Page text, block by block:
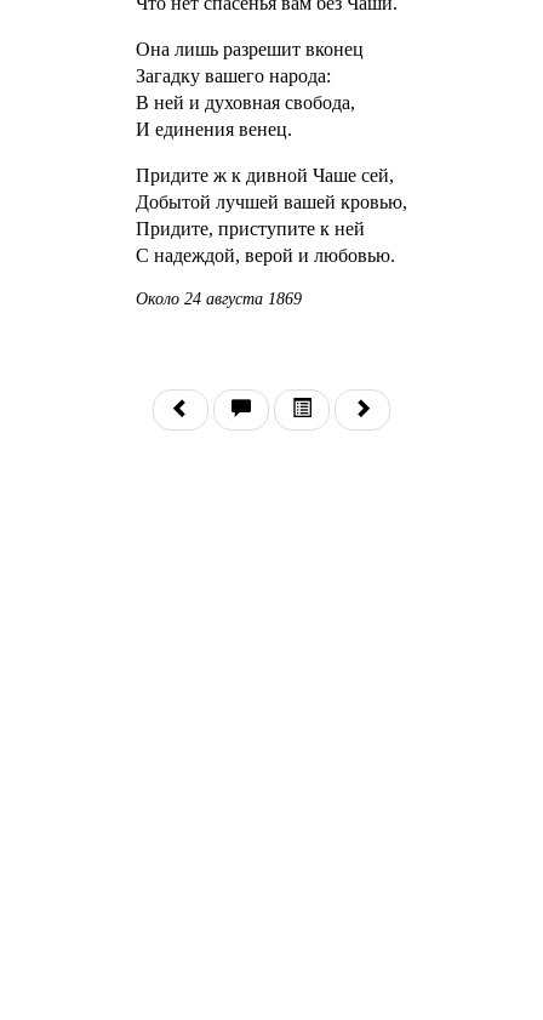
Она лишь разрешит вконец
Загадку вашего народа:
В ней и духовная свобода,
И единения венец.
Придите ж к дивной Чаше сей,
Добытой лучшей вашей кровью,
Придите, приступите к ней
С надеждой, верой и любовью.
Около 24 августа 1869